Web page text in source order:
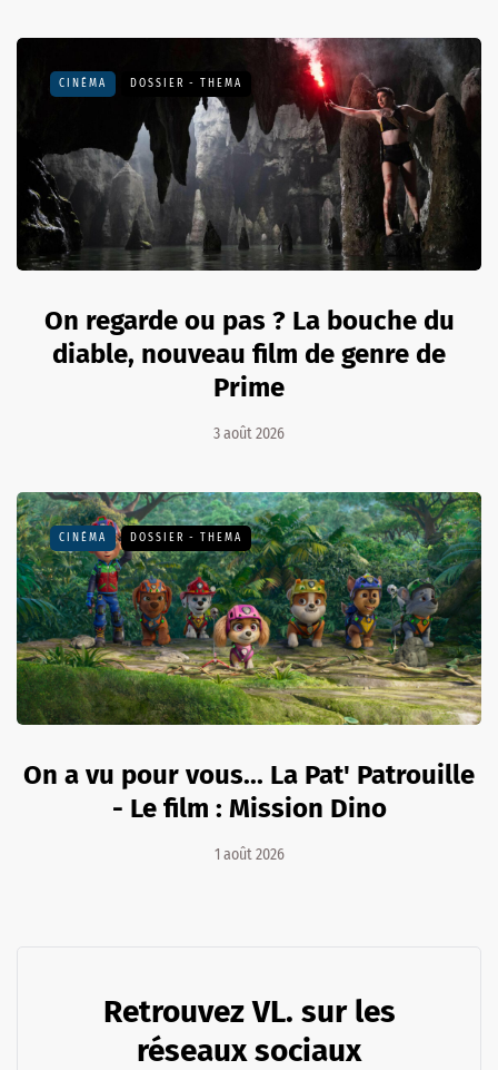
CINÉMA DOSSIER - THEMA
On regarde ou pas ? La bouche du
diable, nouveau film de genre de
Prime
3 août 2026
CINÉMA DOSSIER - THEMA
On a vu pour vous... La Pat' Patrouille
- Le film : Mission Dino
1 août 2026
Retrouvez VL. sur les
réseaux sociaux